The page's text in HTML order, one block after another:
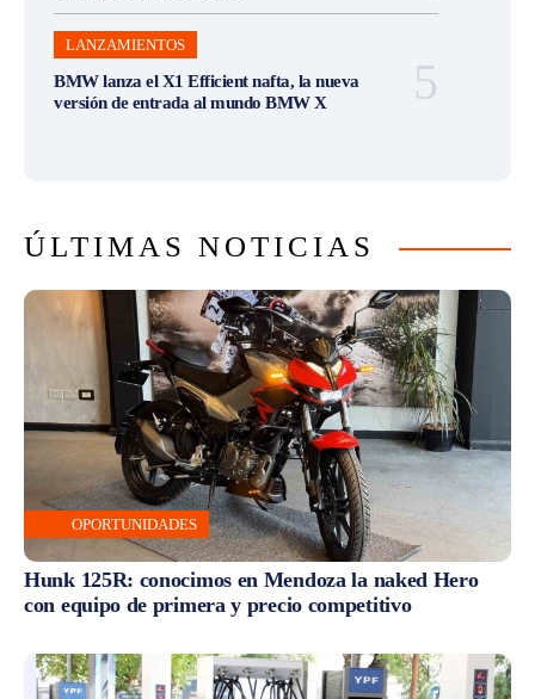
LANZAMIENTOS
BMW lanza el X1 Efficient nafta, la nueva
versión de entrada al mundo BMW X
ÚLTIMAS NOTICIAS
OPORTUNIDADES
Hunk 125R: conocimos en Mendoza la naked Hero
con equipo de primera y precio competitivo